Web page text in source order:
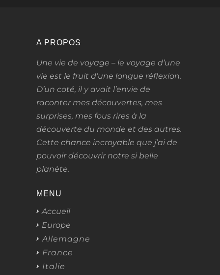
A PROPOS
Une vie de voyage – le voyage d’une
vie est le fruit d’une longue réflexion.
D’un coté, il y avait l’envie de
raconter mes découvertes, mes
surprises, mes fous rires à la
découverte du monde et des autres.
Cette chance incroyable que j’ai de
pouvoir découvrir notre si belle
planète.
MENU
Accueil
Europe
Allemagne
France
Italie